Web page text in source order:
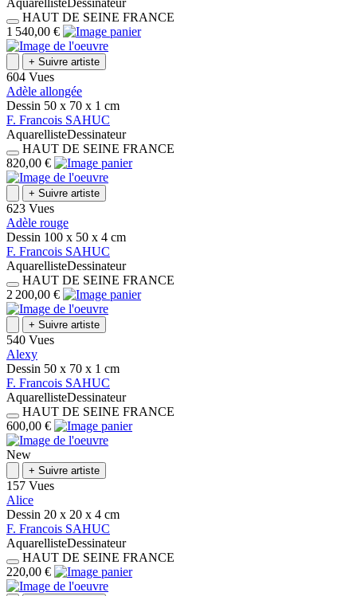
HAUT DE SEINE FRANCE
1 540,00 €
+ Suivre artiste
604 Vues
Adèle allongée
Dessin 50 x 70 x 1 cm
F. Francois SAHUC
AquarellisteDessinateur
HAUT DE SEINE FRANCE
820,00 €
+ Suivre artiste
623 Vues
Adèle rouge
Dessin 100 x 50 x 4 cm
F. Francois SAHUC
AquarellisteDessinateur
HAUT DE SEINE FRANCE
2 200,00 €
+ Suivre artiste
540 Vues
Alexy
Dessin 50 x 70 x 1 cm
F. Francois SAHUC
AquarellisteDessinateur
HAUT DE SEINE FRANCE
600,00 €
New
+ Suivre artiste
157 Vues
Alice
Dessin 20 x 20 x 4 cm
F. Francois SAHUC
AquarellisteDessinateur
HAUT DE SEINE FRANCE
220,00 €